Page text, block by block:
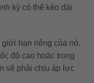
kỳ có thể kéo dài
hạn riêng của nó.
độ cao hoặc trong
sẽ phải chịu áp lực